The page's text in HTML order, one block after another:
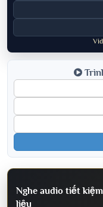
Nghe audio tiết
liệu